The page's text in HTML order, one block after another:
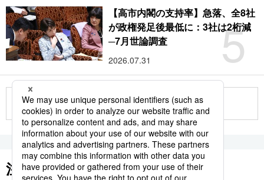
5
【高市内閣の支持率】急落、全8社
が政権発足後最低に：3社は2桁減
─7月世論調査
2026.07.31
もっと見る
注目のキーワード